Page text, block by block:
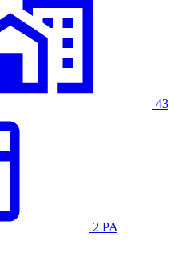
43
2 PA